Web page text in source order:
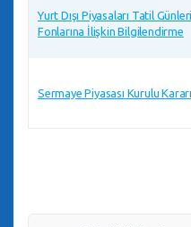
Yurt Dışı Piyasaları Tatil
Fonlarına İlişkin Bilgilendirme
Sermaye Piyasası Kurulu Kararı